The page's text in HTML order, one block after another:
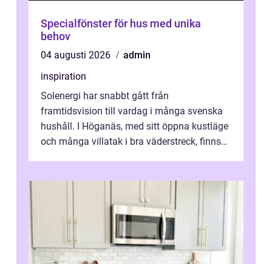
Specialfönster för hus med unika
behov
04 augusti 2026
admin
inspiration
Solenergi har snabbt gått från
framtidsvision till vardag i många svenska
hushåll. I Höganäs, med sitt öppna kustläge
och många villatak i bra väderstreck, finns